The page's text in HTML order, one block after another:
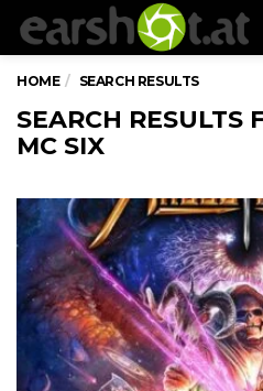
HOME SEARCH RESULTS
SEARCH RESULTS
MC SIX